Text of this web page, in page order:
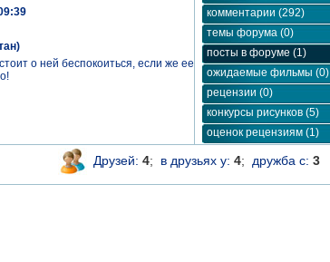
о ней беспокоиться, если же ее
комментарии (292)
темы форума (0)
посты в форуме (1)
ожидаемые фильмы (0)
рецензии (0)
конкурсы рисунков (5)
оценок рецензиям (1)
Друзей: 4; в друзьях у: 4; дружба с: 3